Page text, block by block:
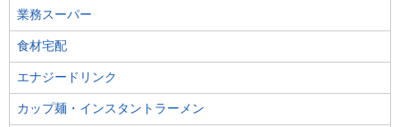
業務スーパー
食材宅配
エナジードリンク
カップ麺・インスタントラーメン